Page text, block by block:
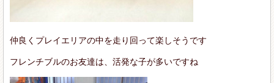
仲良くプレイエリアの中を走り回って楽しそうです
フレンチブルのお友達は、活発な子が多いですね